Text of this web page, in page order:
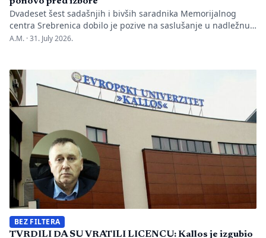
Dvadeset šest sadašnjih i bivših saradnika Memorijalnog
centra Srebrenica dobilo je pozive na saslušanje u nadležnu
policijsku stanicu po nalogu Okružnog javnog tužilaštva u
nakon predstavljanja godišnjeg Izvještaja o negiranju
genocida. Iz Memorijalnog centra upozoravaju da se
istovremeno pozivanje […]
A.M. ·31. July 2026.
BEZ FILTERA
TVRDILI DA SU VRATILI LICENCU: Kallos je izgubio